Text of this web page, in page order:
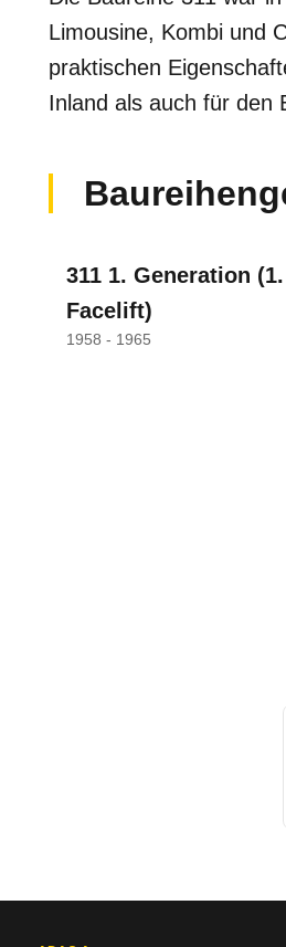
Limousine, Kombi und
praktischen
Inland als auch für den
311 1. Generation (1.
Facelift)
1958 - 1965